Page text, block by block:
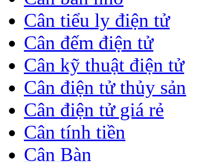
Cân tiểu ly điện tử
Cân đếm điện tử
Cân kỹ thuật điện tử
Cân điện tử thủy sản
Cân điện tử giá rẻ
Cân tính tiền
Cân Bàn